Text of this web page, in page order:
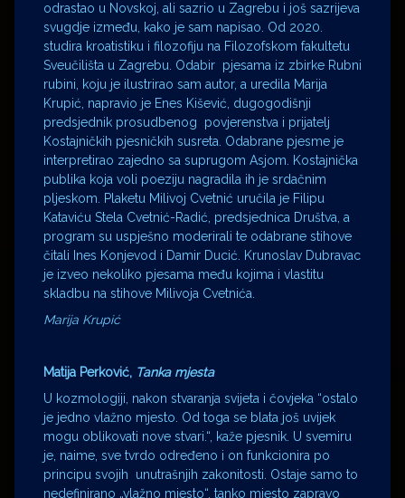
odrastao u Novskoj, ali sazrio u Zagrebu i još sazrijeva
svugdje između, kako je sam napisao. Od 2020.
studira kroatistiku i filozofiju na Filozofskom fakultetu
Sveučilišta u Zagrebu. Odabir pjesama iz zbirke Rubni
rubini, koju je ilustrirao sam autor, a uredila Marija
Krupić, napravio je Enes Kišević, dugogodišnji
predsjednik prosudbenog povjerenstva i prijatelj
Kostajničkih pjesničkih susreta. Odabrane pjesme je
interpretirao zajedno sa suprugom Asjom. Kostajnička
publika koja voli poeziju nagradila ih je srdačnim
pljeskom. Plaketu Milivoj Cvetnić uručila je Filipu
Kataviću Stela Cvetnić-Radić, predsjednica Društva, a
program su uspješno moderirali te odabrane stihove
čitali Ines Konjevod i Damir Ducić. Krunoslav Dubravac
je izveo nekoliko pjesama među kojima i vlastitu
skladbu na stihove Milivoja Cvetnića.
Marija Krupić
Matija Perković, Tanka mjesta
U kozmologiji, nakon stvaranja svijeta i čovjeka “ostalo
je jedno vlažno mjesto. Od toga se blata još uvijek
mogu oblikovati nove stvari.“, kaže pjesnik. U svemiru
je, naime, sve tvrdo određeno i on funkcionira po
principu svojih unutrašnjih zakonitosti. Ostaje samo to
nedefinirano „vlažno mjesto“, tanko mjesto zapravo